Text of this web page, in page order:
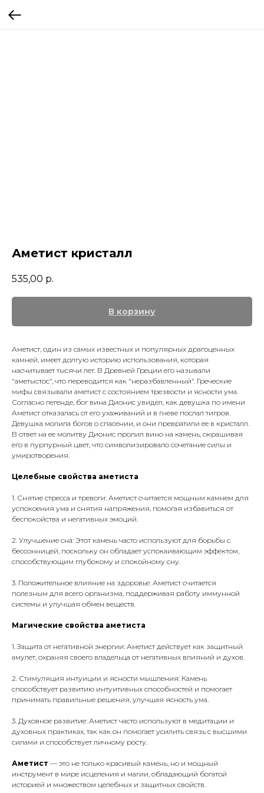
Аметист кристалл
535,00 р.
В корзину
Аметист, один из самых известных и популярных драгоценных
камней, имеет долгую историю использования, которая
насчитывает тысячи лет. В Древней Греции его называли
"аметыстос", что переводится как "неразбавленный". Греческие
мифы связывали аметист с состоянием трезвости и ясности ума.
Согласно легенде, бог вина Дионис увидел, как девушка по имени
Аметист отказалась от его ухаживаний и в гневе послал тигров.
Девушка молила богов о спасении, и они превратили ее в кристалл.
В ответ на ее молитву Дионис пролил вино на камень, окрашивая
его в пурпурный цвет, что символизировало сочетание силы и
умиротворения.
Целебные свойства аметиста
1. Снятие стресса и тревоги: Аметист считается мощным камнем для
успокоения ума и снятия напряжения, помогая избавиться от
беспокойства и негативных эмоций.
2. Улучшение сна: Этот камень часто используют для борьбы с
бессонницей, поскольку он обладает успокаивающим эффектом,
способствующим глубокому и спокойному сну.
3. Положительное влияние на здоровье: Аметист считается
полезным для всего организма, поддерживая работу иммунной
системы и улучшая обмен веществ.
Магические свойства аметиста
1. Защита от негативной энергии: Аметист действует как защитный
амулет, охраняя своего владельца от негативных влияний и духов.
2. Стимуляция интуиции и ясности мышления: Камень
способствует развитию интуитивных способностей и помогает
принимать правильные решения, улучшая ясность ума.
3. Духовное развитие: Аметист часто используют в медитации и
духовных практиках, так как он помогает усилить связь с высшими
силами и способствует личному росту.
Аметист — это не только красивый камень, но и мощный
инструмент в мире исцеления и магии, обладающий богатой
историей и множеством целебных и защитных свойств.